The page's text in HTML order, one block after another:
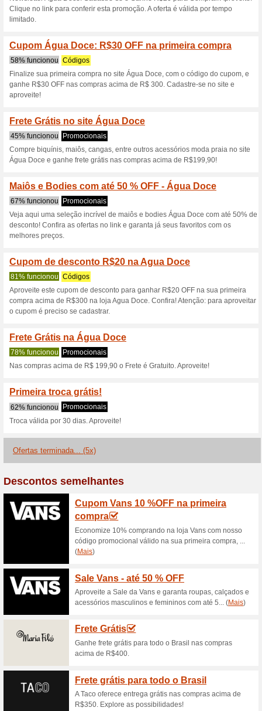
Descontos e
Maiôs e Bodies com
100% funcionou
Veja aqui uma seleção
de desconto! Confira as
melhores preços.
Frete Grátis - Água
100% funcionou
Compre biquínis, maiôs,
Água Doce e ganhe frete
Frete Grátis na Agua
R$199,90. Ap
65% funcionou
Frete Grátis na Agua Doce!
Clique no link para conferir
de frete.
Newsletter Agua